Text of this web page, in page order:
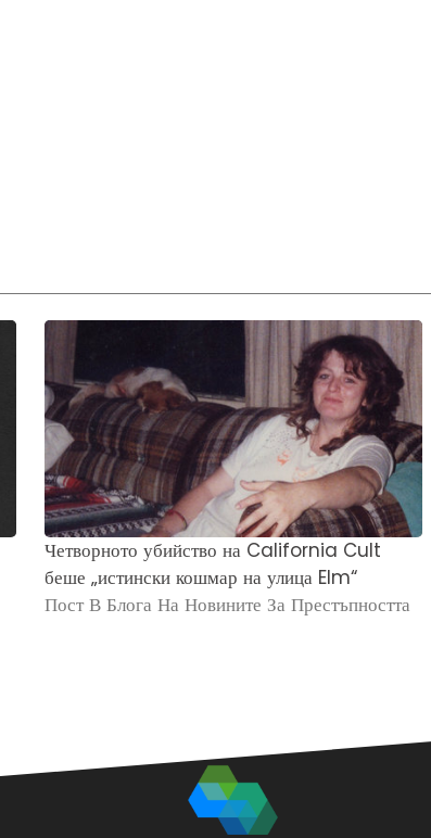
Четворното убийство на California Cult
беше „истински кошмар на улица Elm“
Пост В Блога На Новините За Престъпността